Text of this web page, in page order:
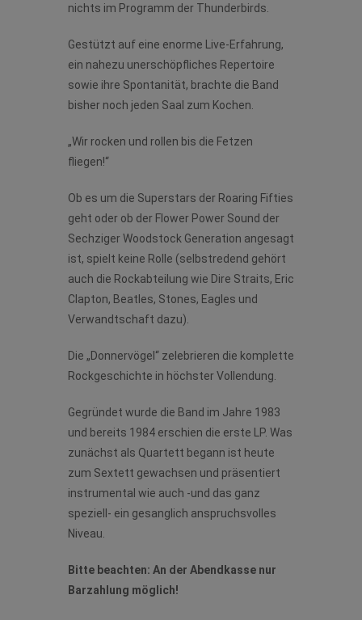
nichts im Programm der Thunderbirds.
Gestützt auf eine enorme Live-Erfahrung,
ein nahezu unerschöpfliches Repertoire
sowie ihre Spontanität, brachte die Band
bisher noch jeden Saal zum Kochen.
„Wir rocken und rollen bis die Fetzen
fliegen!“
Ob es um die Superstars der Roaring Fifties
geht oder ob der Flower Power Sound der
Sechziger Woodstock Generation angesagt
ist, spielt keine Rolle (selbstredend gehört
auch die Rockabteilung wie Dire Straits, Eric
Clapton, Beatles, Stones, Eagles und
Verwandtschaft dazu).
Die „Donnervögel“ zelebrieren die komplette
Rockgeschichte in höchster Vollendung.
Gegründet wurde die Band im Jahre 1983
und bereits 1984 erschien die erste LP. Was
zunächst als Quartett begann ist heute
zum Sextett gewachsen und präsentiert
instrumental wie auch -und das ganz
speziell- ein gesanglich anspruchsvolles
Niveau.
Bitte beachten: An der Abendkasse nur
Barzahlung möglich!